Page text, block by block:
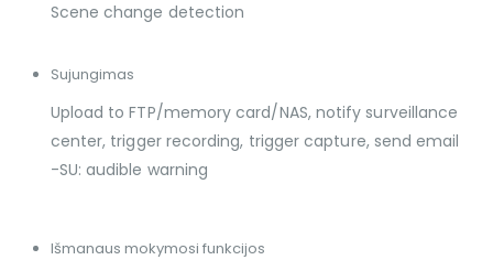
Scene change detection
Sujungimas
Upload to FTP/memory card/NAS, notify surveillance
center, trigger recording, trigger capture, send email
-SU: audible warning
Išmanaus mokymosi funkcijos